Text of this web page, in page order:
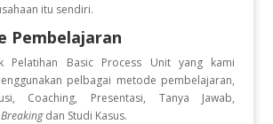
itu sendiri.
Pembelajaran
Pelatihan Basic Process Unityang kami
pelbagai metode pembelajaran,
Coaching, Presentasi, Tanya Jawab,
dan Studi Kasus.